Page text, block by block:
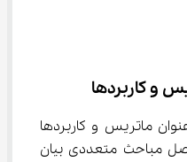
هندسه ۳ با عنوان ماتریس و کاربردها
مباحث متعددی بیان